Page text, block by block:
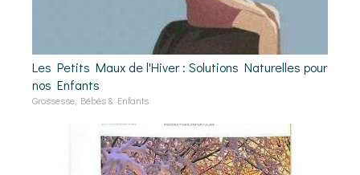
Les Petits Maux de l'Hiver : Solutions Naturelles pour
nos Enfants
Grossesse, Bébés & Enfants